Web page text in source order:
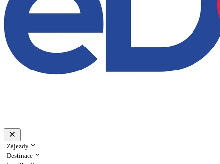
Zájezdy
Destinace